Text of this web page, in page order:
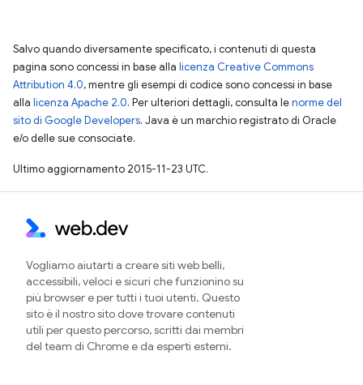
Salvo quando diversamente specificato, i contenuti di questa
pagina sono concessi in base alla licenza Creative Commons
Attribution 4.0, mentre gli esempi di codice sono concessi in base
alla licenza Apache 2.0. Per ulteriori dettagli, consulta lenorme del
sito di Google Developers. Java è un marchio registrato di Oracle
e/o delle sue consociate.
Ultimo aggiornamento 2015-11-23 UTC.
Vogliamo aiutarti a creare siti web belli,
accessibili, veloci e sicuri che funzionino su
più browser e per tutti i tuoi utenti. Questo
sito è il nostro sito dove trovare contenuti
utili per questo percorso, scritti dai membri
del team di Chrome e da esperti esterni.